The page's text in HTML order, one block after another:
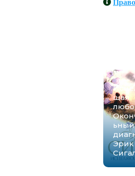
щая
ьный
Эрик